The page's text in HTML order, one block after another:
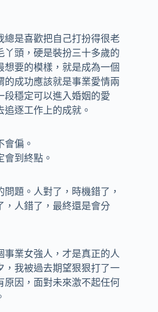
總是喜歡把自己打扮得很老
丫頭，硬是裝扮三十多歲的
想要的模樣，就是成為一個
的成功應該就是事業愛情兩
段穩定可以進入婚姻的愛
逐工作上的成就。
會偏。
會到終點。
題。人對了，時機錯了，
，人錯了，最終還是會分
事業女強人，才是真正的人
，我被過去期望狠狠打了一
原因，面對未來激不起任何